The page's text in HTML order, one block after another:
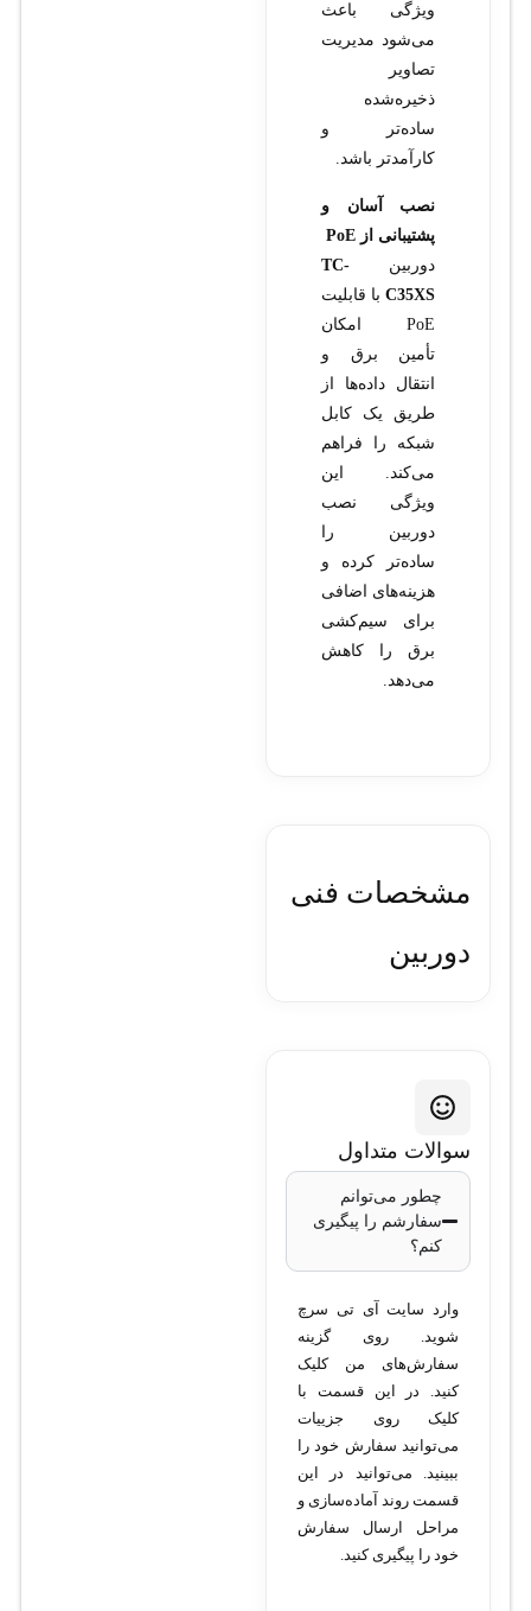
ویژگی باعث
می‌شود مدیریت
تصاویر
ذخیره‌شده
ساده‌تر و
کارآمدتر باشد.
نصب آسان و
پشتیبانی از PoE
دوربین TC-
C35XSبا قابلیت
PoE امکان
تأمین برق و
انتقال داده‌ها از
طریق یک کابل
شبکه را فراهم
می‌کند. این
ویژگی نصب
دوربین را
ساده‌تر کرده و
هزینه‌های اضافی
برای سیم‌کشی
برق را کاهش
می‌دهد.
مشخصات فنی
دوربین
C35XS
I3/E/Y/2.8mm/V4.0
نوع دوربین: تحت
شبکه (IP)
کیفیت تصویر
: بالا با
وضوح حرفه‌ای
لنز
: ثابت 2.8
میلی‌متری
زاویه دید
: وسیع،
مناسب برای نظارت
سوالات متداول
چطور می‌توانم
سفارشم را پیگیری
کنم؟
وارد سایت آی تی سرچ
شوید. روی گزینه
سفارش‌های من کلیک
کنید. در این قسمت با
کلیک روی جزییات
می‌توانید سفارش خود را
ببینید. می‌توانید در این
قسمت روند آماده‌سازی و
مراحل ارسال سفارش
خود را پیگیری کنید.